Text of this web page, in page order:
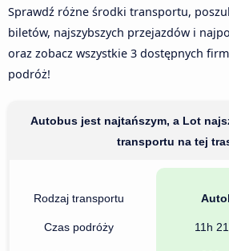
Sprawdź różne środki transportu,
biletów, najszybszych przejazdów i
oraz zobacz wszystkie 3 dostępnych
podróż!
Autobus jest najtańszym, a Lot
transportu na tej
Rodzaj transportu
Czas podróży 11h